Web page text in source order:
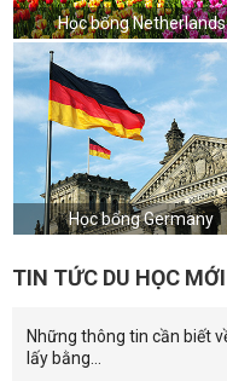
Học bổng Netherlands
Học bổng Germany
TIN TỨC DU HỌC
Những thông tin cần biết
lấy bằng...